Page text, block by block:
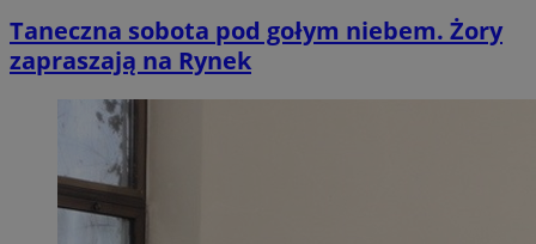
Taneczna sobota pod gołym niebem. Żory
zapraszają na Rynek